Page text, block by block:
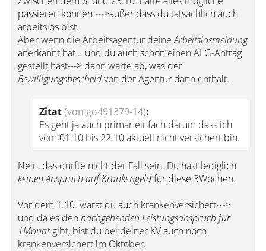
passieren können --->außer dass du tatsächlich auch
arbeitslos bist.
Aber wenn die Arbeitsagentur deineArbeitslosmeldung
anerkannt hat... und du auch schon einen ALG-Antrag
gestellt hast---> dann warte ab, was der
Bewilligungsbescheidvon der Agentur dann enthält.
Zitat(von go491379-14):
Es geht ja auch primär einfach darum dass ich
vom 01.10 bis 22.10 aktuell nicht versichert bin.
Nein, das dürfte nicht der Fall sein. Du hast lediglich
keinen Anspruch auf Krankengeldfür diese 3Wochen.
Vor dem 1.10. warst du auch krankenversichert--->
und da es dennachgehenden Leistungsanspruch für
1Monatgibt, bist du bei deiner KV auch noch
krankenversichert im Oktober.